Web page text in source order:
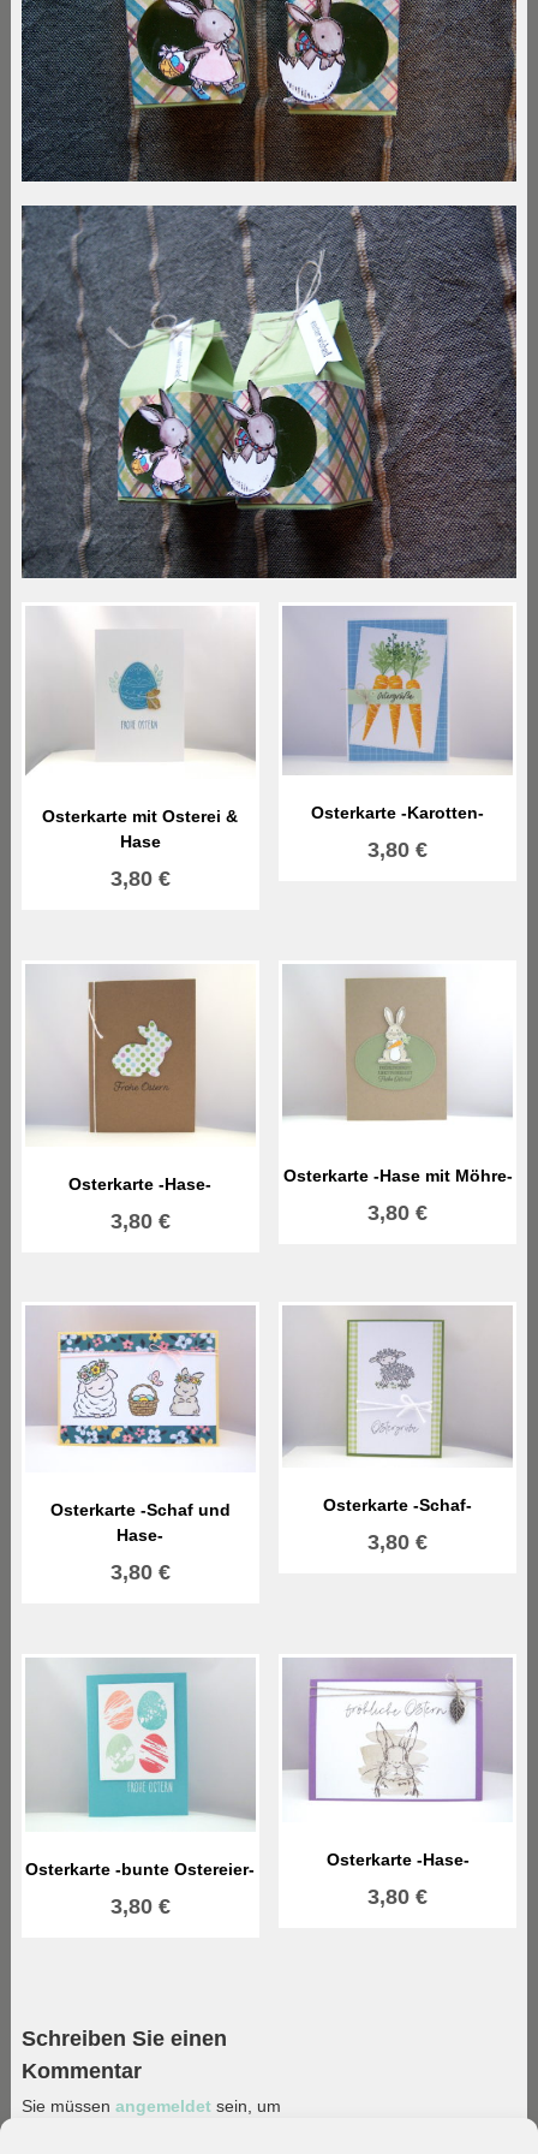
Osterkarte mit Osterei &
Hase
3,80 €
Osterkarte -Karotten-
3,80€
Osterkarte -Hase-
3,80 €
Osterkarte -Hase mit Möhre-
3,80€
Osterkarte -Schaf und
Hase-
3,80 €
Osterkarte -Schaf-
3,80€
Osterkarte -bunte Ostereier-
3,80 €
Osterkarte -Hase-
3,80€
Schreiben Sie einen
Kommentar
Sie müssen angemeldetsein, um